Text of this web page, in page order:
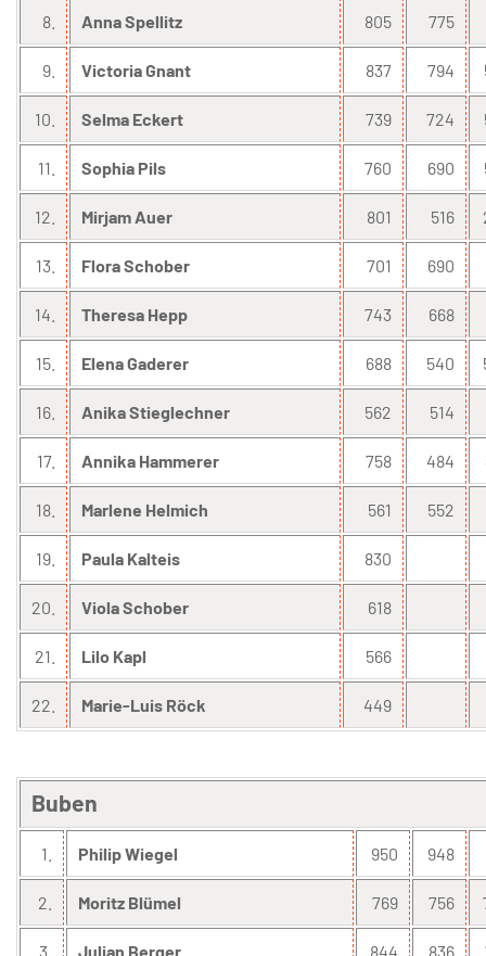
8. Anna Spellitz 805 775
9. Victoria Gnant 837 794
10. Selma Eckert 739 724
11. Sophia Pils 760 690
12. Mirjam Auer 801 516
13. Flora Schober 701 690
14. Theresa Hepp 743 668
15. Elena Gaderer 688 540
16. Anika Stieglechner 562 514
17. Annika Hammerer 758 484
18. Marlene Helmich 561 552
19. Paula Kalteis 830
20. Viola Schober 618
21. Lilo Kapl 566
22. Marie-Luis Röck 449
Buben
1. Philip Wiegel 950 948
2. Moritz Blümel 769 756
3. Julian Berger 844 836